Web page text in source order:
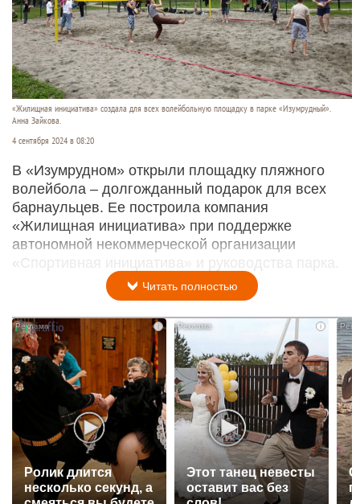
«Жилищная инициатива» создала для всех волейбольную площадку в парке «Изумрудный».
Анна Зайкова.
4 сентября 2024 в 08:20
В «Изумрудном» открыли площадку пляжного
волейбола – долгожданный подарок для всех
барнаульцев. Ее построила компания
«Жилищная инициатива» при поддержке
автономной некоммерческой организации
«Спортивная инициатива» и руководства парка.
Читать полностью
Ролик длится
несколько секунд, а
i
Этот танец невесты
оставит вас без